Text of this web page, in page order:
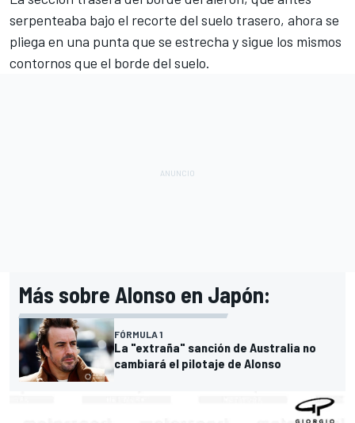
serpenteaba bajo el recorte del suelo trasero, ahora se
pliega en una punta que se estrecha y sigue los mismos
contornos que el borde del suelo.
Más sobre Alonso en Japón:
FÓRMULA 1
La "extraña" sanción de Australia no
cambiará el pilotaje de Alonso